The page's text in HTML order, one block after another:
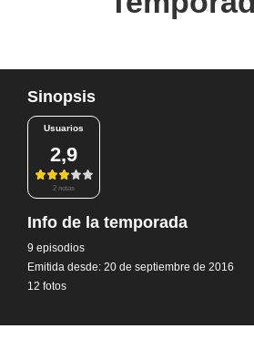
Sinopsis
Usuarios
2,9
2 notas
Info de la temporada
9 episodios
Emitida desde: 20 de septiembre de 2016
12 fotos